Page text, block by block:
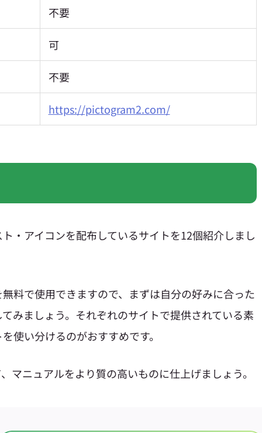
不要
可
不要
https://pictogram2.com/
・アイコンを配布しているサイトを12個紹介しまし
料で使用できますので、まずは自分の好みに合った
みましょう。それぞれのサイトで提供されている素
使い分けるのがおすすめです。
マニュアルをより質の高いものに仕上げましょう。